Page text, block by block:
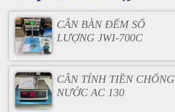
CÂN BÀN ĐẾM SỐ
LƯỢNG JWI-700C
CÂN TÍNH TIỀN CHỐNG
NƯỚC AC 130